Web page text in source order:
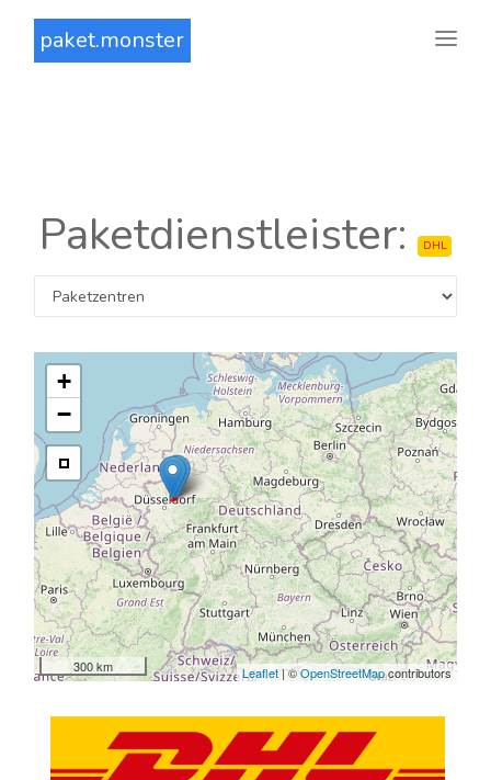
paket.monster
Paketdienstleister: DHL
+
−
300 km Leaflet | ©OpenStreetMapcontributors